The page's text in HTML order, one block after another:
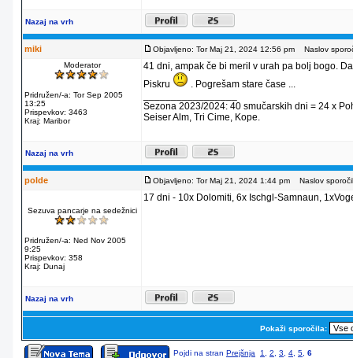
Nazaj na vrh
miki Objavljeno: Tor Maj 21, 2024 12:56 pm
Naslov
Moderator
Pridružen/-a: Tor Sep 2005
13:25
Prispevkov: 3463
Kraj: Maribor
41 dni, ampak če bi meril v urah pa bolj bogo.
Piskru
. Pogrešam stare čase ...
Sezona 2023/2024: 40 smučarskih dni = 24 x
Seiser Alm, Tri Cime, Kope.
Nazaj na vrh
polde Objavljeno: Tor Maj 21, 2024 1:44 pm Naslov
Sezuva pancarje na sedežnici
Pridružen/-a: Ned Nov 2005
9:25
Prispevkov: 358
Kraj: Dunaj
17 dni - 10x Dolomiti, 6x Ischgl-Samnaun,
Nazaj na vrh
Pokaži sporočila:
Pojdi na stran Prejšnja 1 2 3 4 5 6